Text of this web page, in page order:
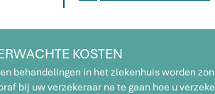
KOSTEN
behandelingen in het ziekenhuis worden
bij uw verzekeraar na te gaan hoe u